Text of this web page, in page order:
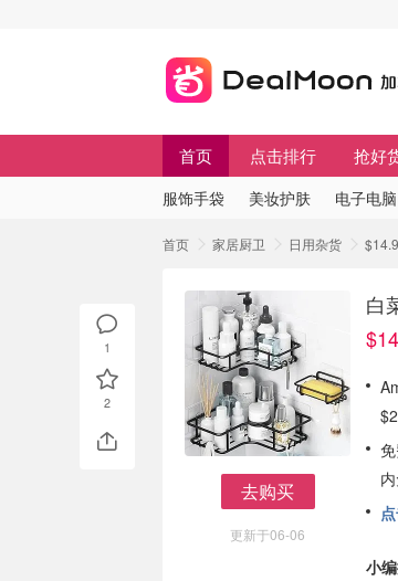
首页 点击排行 抢好
服饰手袋 美妆护肤 电子电脑
首页 家居厨卫 日用杂货
去购买
更新于06-06
白
小
1
2